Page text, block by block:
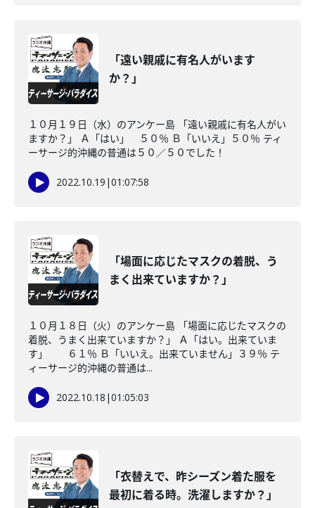
「遠い親戚に有名人がいます
か？」
１０月１９日（水）のアンケー島 「遠い親戚に有名人がい
ますか？」 Ａ「はい」 ５０％ Ｂ「いいえ」５０％ ティ
ーサージ的沖縄の普通は５０／５０でした！
2022.10.19 |01:07:58
「場面に応じたマスクの着脱、う
まく出来ていますか？」
１０月１８日（火）のアンケー島 「場面に応じたマスクの
着脱、うまく出来ていますか？」 Ａ「はい。出来ていま
す」 ６１％ Ｂ「いいえ。出来ていません」３９％ テ
ィーサージ的沖縄の普通は...
2022.10.18 |01:05:03
「衣替えで、昨シーズン着た服を
最初に着る時。洗濯しますか？」